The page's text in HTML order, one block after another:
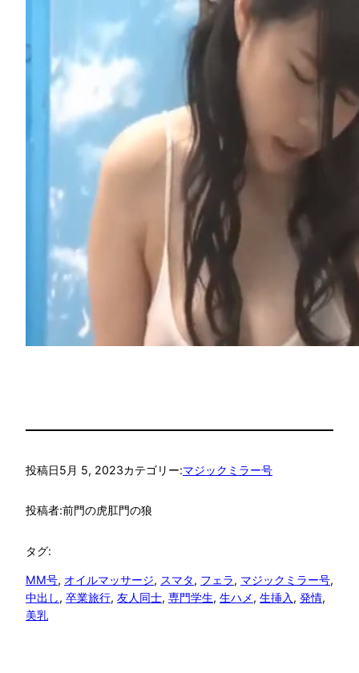
投稿日5月 5, 2023カテゴリー:マジックミラー号
投稿者:前門の虎肛門の狼
タグ:
MM号, オイルマッサージ, スマタ, フェラ, マジックミラー号
中出し, 卒業旅行, 友人同士, 専門学生, 生ハメ, 生挿入 , 発情
美乳